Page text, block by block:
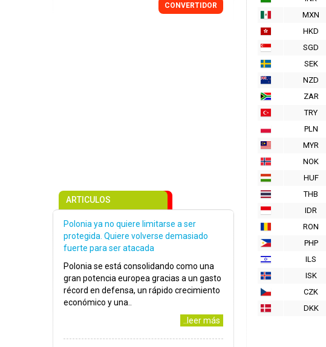
MXN
HKD
SGD
SEK
NZD
ZAR
TRY
PLN
MYR
NOK
HUF
THB
IDR
RON
PHP
ILS
ISK
CZK
DKK
CONVERTIDOR
ARTICULOS
Polonia ya no quiere limitarse a ser
protegida. Quiere volverse demasiado
fuerte para ser atacada
Polonia se está consolidando como una
gran potencia europea gracias a un gasto
récord en defensa, un rápido crecimiento
económico y una..
..leer más